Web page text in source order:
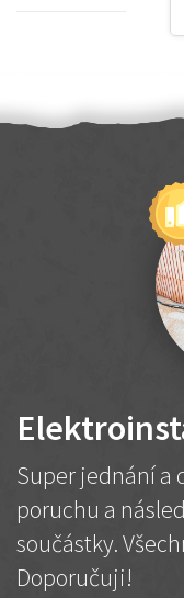
Super jednání a
poruchu a
součástky.
Doporučuji!